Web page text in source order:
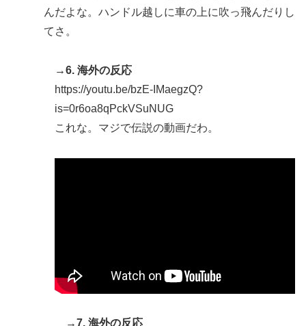
んだよな。ハンドル越しに車の上に吹っ飛んだりし
てさ。
→6. 海外の反応
https://youtu.be/bzE-IMaegzQ?
is=0r6oa8qPckVSuNUG
これな。マジで伝説の動画だわ。
→7. 海外の反応